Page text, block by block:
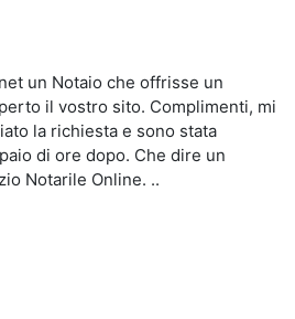
un Notaio che offrisse un
il vostro sito. Complimenti, mi
la richiesta e sono stata
di ore dopo. Che dire un
Notarile Online. ..